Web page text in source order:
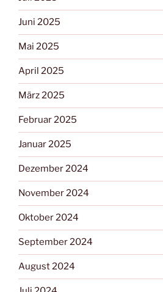
Juni 2025
Mai 2025
April 2025
März 2025
Februar 2025
Januar 2025
Dezember 2024
November 2024
Oktober 2024
September 2024
August 2024